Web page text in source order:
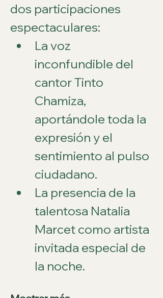
dos participaciones
espectaculares:
La voz
inconfundible del
cantor Tinto
Chamiza,
aportándole toda la
expresión y el
sentimiento al pulso
ciudadano.
La presencia de la
talentosa Natalia
Marcet como artista
invitada especial de
la noche.